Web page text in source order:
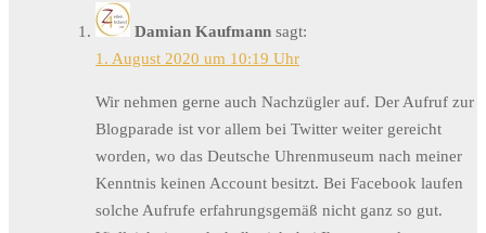
Damian Kaufmann sagt:
1. August 2020 um 10:19 Uhr
Wir nehmen gerne auch Nachzügler auf. Der Aufruf zur
Blogparade ist vor allem bei Twitter weiter gereicht
worden, wo das Deutsche Uhrenmuseum nach meiner
Kenntnis keinen Account besitzt. Bei Facebook laufen
solche Aufrufe erfahrungsgemäß nicht ganz so gut.